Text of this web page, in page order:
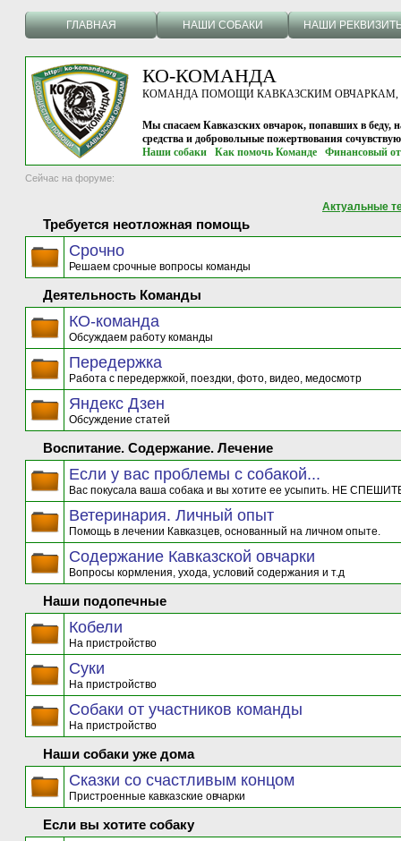
ГЛАВНАЯ НАШИ СОБАКИ НАШИ
КО-КОМАНДА
КОМАНДА ПОМОЩИ КАВКАЗСКИМ ОВЧАРКАМ, г.
Мы спасаем Кавказских овчарок, попавших в беду,
средства и добровольные пожертвования
Наши собаки
Как помочь Команде Финансовый
Сейчас на форуме:
Актуальные
Требуется неотложная помощь
Срочно
Решаем срочные вопросы команды
Деятельность Команды
КО-команда
Обсуждаем работу команды
Передержка
Работа с передержкой, поездки, фото, видео, медосмотр
Яндекс Дзен
Обсуждение статей
Воспитание. Содержание. Лечение
Если у вас проблемы с собакой...
Вас покусала ваша собака и вы хотите ее усыпить. НЕ
Ветеринария. Личный опыт
Помощь в лечении Кавказцев, основанный на личном опыте.
Содержание Кавказской овчарки
Вопросы кормления, ухода, условий содержания и т.д
Наши подопечные
Кобели
На пристройство
Суки
На пристройство
Собаки от участников команды
На пристройство
Наши собаки уже дома
Сказки со счастливым концом
Пристроенные кавказские овчарки
Если вы хотите собаку